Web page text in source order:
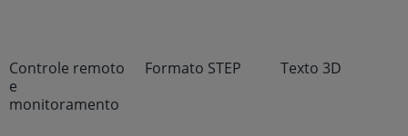
Controle remoto
e
monitoramento
Formato STEP Texto 3D